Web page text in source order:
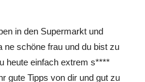
in den Supermarkt und
ne schöne frau und du bist zu
heute einfach extrem s****
gute Tipps von dir und gut zu